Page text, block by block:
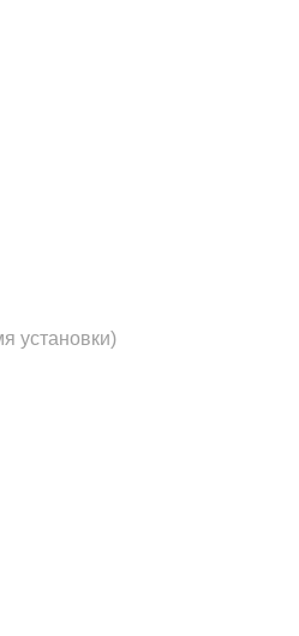
установки)